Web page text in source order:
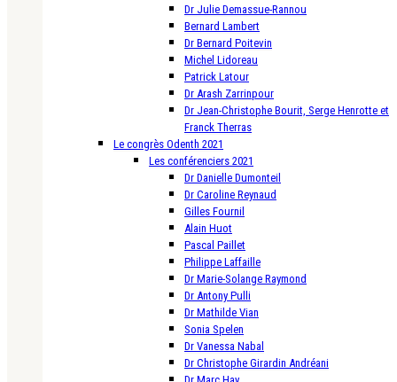
Dr Julie Demassue-Rannou
Bernard Lambert
Dr Bernard Poitevin
Michel Lidoreau
Patrick Latour
Dr Arash Zarrinpour
Dr Jean-Christophe Bourit, Serge Henrotte et
Franck Therras
Le congrès Odenth 2021
Les conférenciers 2021
Dr Danielle Dumonteil
Dr Caroline Reynaud
Gilles Fournil
Alain Huot
Pascal Paillet
Philippe Laffaille
Dr Marie-Solange Raymond
Dr Antony Pulli
Dr Mathilde Vian
Sonia Spelen
Dr Vanessa Nabal
Dr Christophe Girardin Andréani